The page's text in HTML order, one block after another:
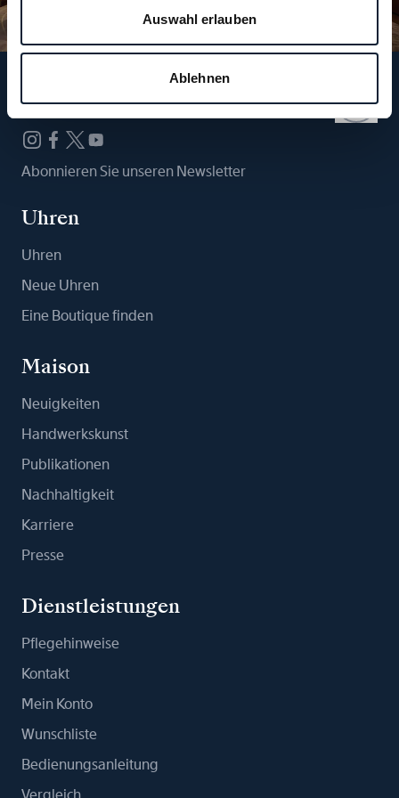
Auswahl erlauben
Ablehnen
Folgen Sie uns
Abonnieren Sie unseren Newsletter
Uhren
Uhren
Neue Uhren
Eine Boutique finden
Maison
Neuigkeiten
Handwerkskunst
Publikationen
Nachhaltigkeit
Karriere
Presse
Dienstleistungen
Pflegehinweise
Kontakt
Mein Konto
Wunschliste
Bedienungsanleitung